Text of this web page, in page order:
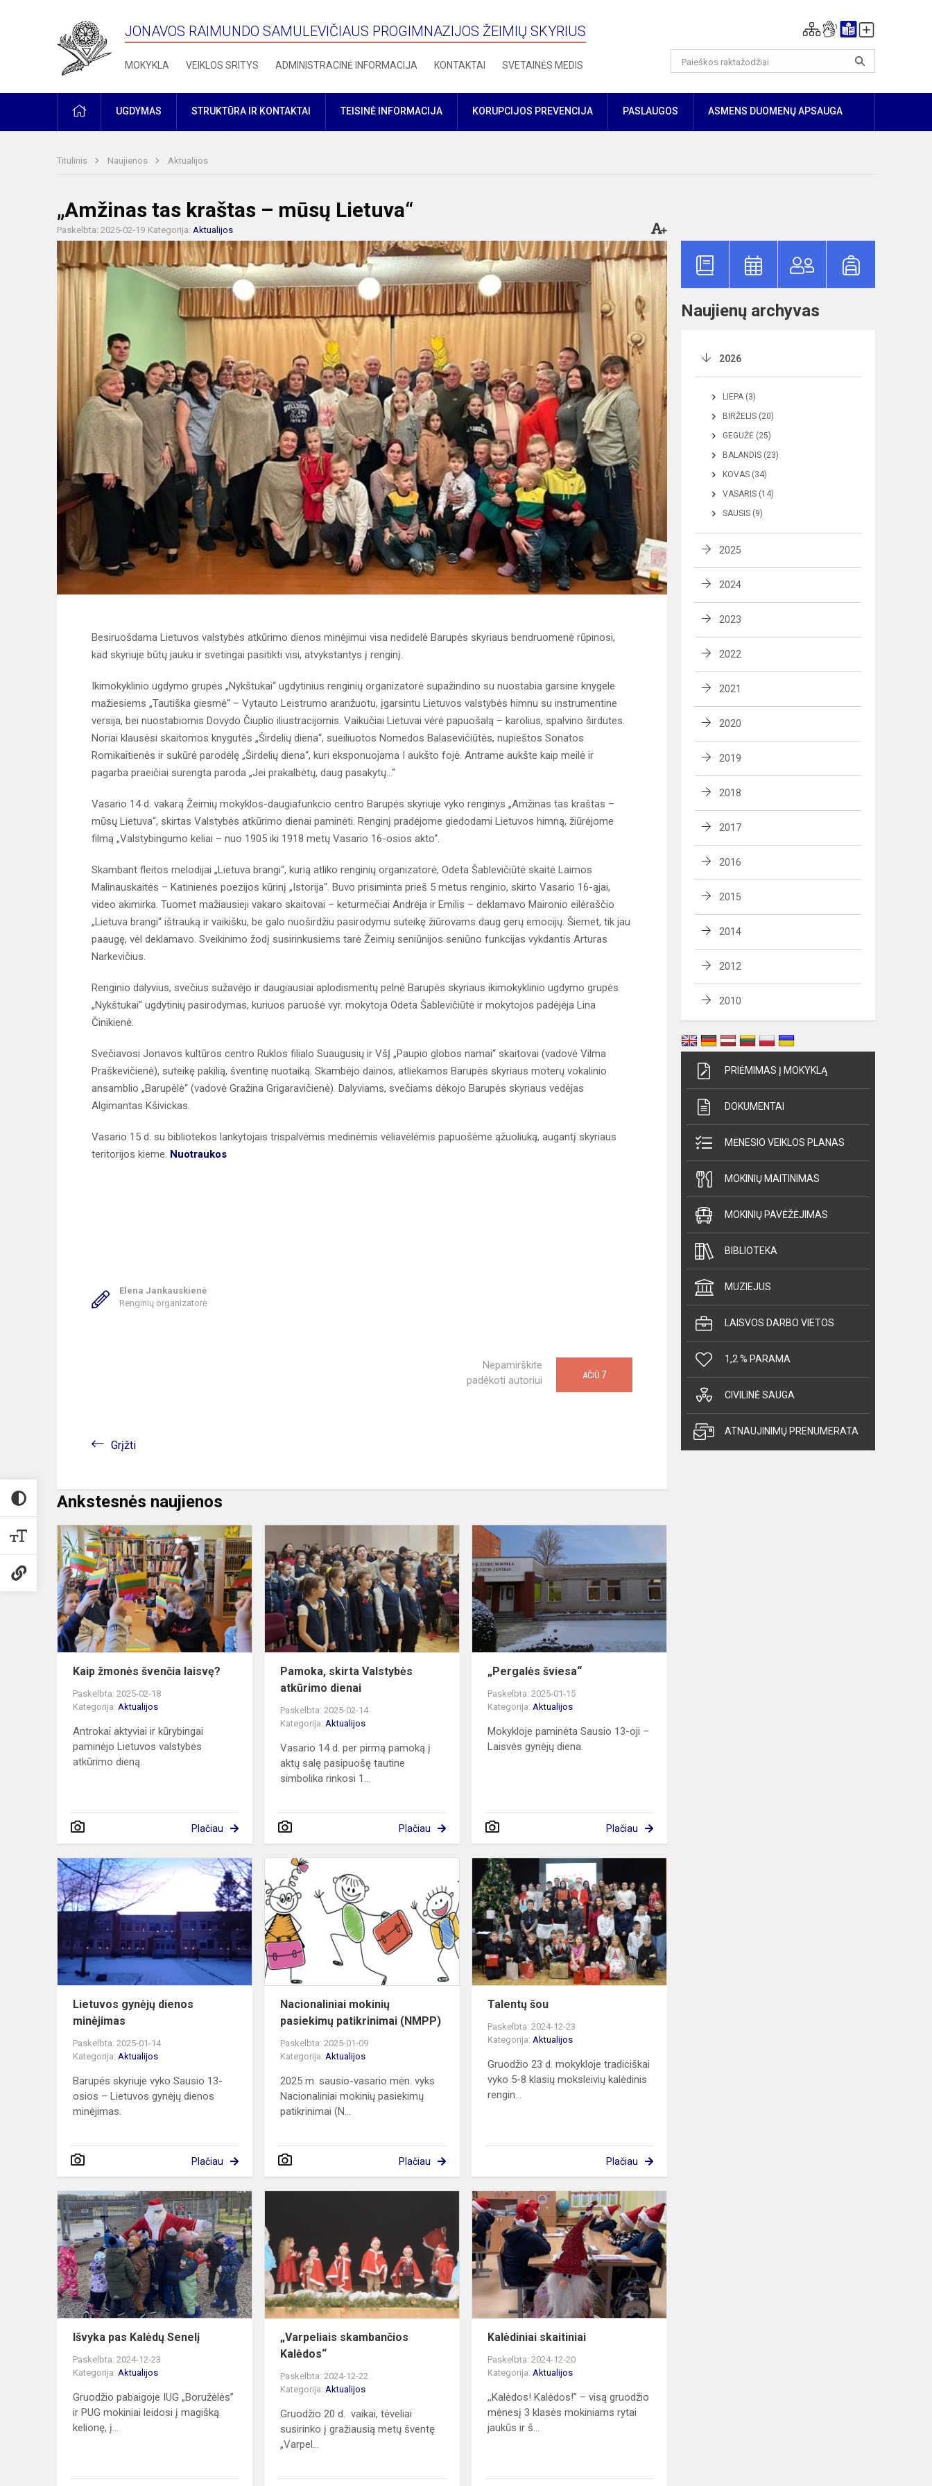
JONAVOS RAIMUNDO SAMULEVIČIAUS PROGIMNAZIJOS ŽEIMIŲ SKYRIUS
MOKYKLA VEIKLOS SRITYS ADMINISTRACINĖ INFORMACIJA KONTAKTAI SVETAINĖS MEDIS
PRADŽIAUGDYMAS STRUKTŪRA IR KONTAKTAI TEISINĖ INFORMACIJA KORUPCIJOS PREVENCIJA PASLAUGOS ASMENS DUOMENŲ APSAUGA
Titulinis Naujienos Aktualijos
„Amžinas tas kraštas – mūsų Lietuva“
Paskelbta: 2025-02-19 Kategorija: Aktualijos
Besiruošdama Lietuvos valstybės atkūrimo dienos minėjimui visa nedidelė Barupės skyriaus bendruomenė rūpinosi,
kad skyriuje būtų jauku ir svetingai pasitikti visi, atvykstantys į renginį.
Ikimokyklinio ugdymo grupės „Nykštukai“ ugdytinius renginių organizatorė supažindino su nuostabia garsine knygele
mažiesiems „Tautiška giesmė“ – Vytauto Leistrumo aranžuotu, įgarsintu Lietuvos valstybės himnu su instrumentine
versija, bei nuostabiomis Dovydo Čiuplio iliustracijomis. Vaikučiai Lietuvai vėrė papuošalą – karolius, spalvino širdutes.
Noriai klausėsi skaitomos knygutės „Širdelių diena“, sueiliuotos Nomedos Balasevičiūtės, nupieštos Sonatos
Romikaitienės ir sukūrė parodėlę „Širdelių diena“, kuri eksponuojama I aukšto fojė. Antrame aukšte kaip meilė ir
pagarba praeičiai surengta paroda „Jei prakalbėtų, daug pasakytų...“
Vasario 14 d. vakarą Žeimių mokyklos-daugiafunkcio centro Barupės skyriuje vyko renginys „Amžinas tas kraštas –
mūsų Lietuva“, skirtas Valstybės atkūrimo dienai paminėti. Renginį pradėjome giedodami Lietuvos himną, žiūrėjome
filmą „Valstybingumo keliai – nuo 1905 iki 1918 metų Vasario 16-osios akto“.
Skambant fleitos melodijai „Lietuva brangi“, kurią atliko renginių organizatorė, Odeta Šablevičiūtė skaitė Laimos
Malinauskaitės – Katinienės poezijos kūrinį „Istorija“. Buvo prisiminta prieš 5 metus renginio, skirto Vasario 16-ąjai,
video akimirka. Tuomet mažiausieji vakaro skaitovai – keturmečiai Andrėja ir Emilis – deklamavo Maironio eilėraščio
„Lietuva brangi“ ištrauką ir vaikišku, be galo nuoširdžiu pasirodymu suteikę žiūrovams daug gerų emocijų. Šiemet, tik jau
paaugę, vėl deklamavo. Sveikinimo žodį susirinkusiems tarė Žeimių seniūnijos seniūno funkcijas vykdantis Arturas
Narkevičius.
Renginio dalyvius, svečius sužavėjo ir daugiausiai aplodismentų pelnė Barupės skyriaus ikimokyklinio ugdymo grupės
„Nykštukai“ ugdytinių pasirodymas, kuriuos paruošė vyr. mokytoja Odeta Šablevičiūtė ir mokytojos padėjėja Lina
Činikienė.
Svečiavosi Jonavos kultūros centro Ruklos filialo Suaugusių ir VšĮ „Paupio globos namai“ skaitovai (vadovė Vilma
Praškevičienė), suteikę pakilią, šventinę nuotaiką. Skambėjo dainos, atliekamos Barupės skyriaus moterų vokalinio
ansamblio „Barupėlė“ (vadovė Gražina Grigaravičienė). Dalyviams, svečiams dėkojo Barupės skyriaus vedėjas
Algimantas Kšivickas.
Vasario 15 d. su bibliotekos lankytojais trispalvėmis medinėmis vėliavėlėmis papuošėme ąžuoliuką, augantį skyriaus
teritorijos kieme. Nuotraukos
Elena Jankauskienė
Renginių organizatorė
Nepamirškite
padėkoti autoriui
AČIŪ 7
Grįžti
Ankstesnės naujienos
žmonės
švenčia
laisvę?
Kaip žmonės švenčia laisvę?
Paskelbta: 2025-02-18
Kategorija: Aktualijos
Antrokai aktyviai ir kūrybingai
paminėjo Lietuvos valstybės
atkūrimo dieną.
Plačiau
Pamoka,
skirta
Valstybės
atkūrimo
dienai
Pamoka, skirta Valstybės
atkūrimo dienai
Paskelbta: 2025-02-14
Kategorija:Aktualijos
Vasario 14 d. per pirmą pamoką į
aktų salę pasipuošę tautine
simbolika rinkosi 1...
Plačiau
„Pergalės šviesa“
Paskelbta: 2025-01-15
Kategorija:Aktualijos
Mokykloje paminėta Sausio 13-oji –
Laisvės gynėjų diena.
Plačiau
Lietuvos
gynėjų
dienos
minėjimas
Lietuvos gynėjų dienos
minėjimas
Paskelbta: 2025-01-14
Kategorija: Aktualijos
Barupės skyriuje vyko Sausio 13-
osios – Lietuvos gynėjų dienos
minėjimas.
Plačiau
Nacionaliniai
mokinių
pasiekimų
patikrinimai
(NMPP)
Nacionaliniai mokinių
pasiekimų patikrinimai (NMPP)
Paskelbta: 2025-01-09
Kategorija:Aktualijos
2025 m. sausio-vasario mėn. vyks
Nacionaliniai mokinių pasiekimų
patikrinimai (N...
Plačiau
Talentų šou
Paskelbta: 2024-12-23
Kategorija:Aktualijos
Gruodžio 23 d. mokykloje tradiciškai
vyko 5-8 klasių moksleivių kalėdinis
rengin...
Plačiau
Išvyka
pas
Kalėdų
Senelį
Išvyka pas Kalėdų Senelį
Paskelbta: 2024-12-23
Kategorija: Aktualijos
Gruodžio pabaigoje IUG „Boružėlės”
ir PUG mokiniai leidosi į magišką
kelionę, į...
„Varpeliais
skambančios
Kalėdos“
„Varpeliais skambančios
Kalėdos“
Paskelbta: 2024-12-22
Kategorija:Aktualijos
Gruodžio 20 d. vaikai, tėveliai
susirinko į gražiausią metų šventę
„Varpel...
skaitiniai
Kalėdiniai skaitiniai
Paskelbta: 2024-12-20
Kategorija:Aktualijos
,,Kalėdos! Kalėdos!” – visą gruodžio
mėnesį 3 klasės mokiniams rytai
jaukūs ir š...
Naujienų archyvas
2026
LIEPA (3)
BIRŽELIS (20)
GEGUŽĖ (25)
BALANDIS (23)
KOVAS (34)
VASARIS (14)
SAUSIS (9)
2025
2024
2023
2022
2021
2020
2019
2018
2017
2016
2015
2014
2012
2010
PRIĖMIMAS Į MOKYKLĄ
DOKUMENTAI
MĖNESIO VEIKLOS PLANAS
MOKINIŲ MAITINIMAS
MOKINIŲ PAVĖŽĖJIMAS
BIBLIOTEKA
MUZIEJUS
LAISVOS DARBO VIETOS
1,2 % PARAMA
CIVILINĖ SAUGA
ATNAUJINIMŲ PRENUMERATA